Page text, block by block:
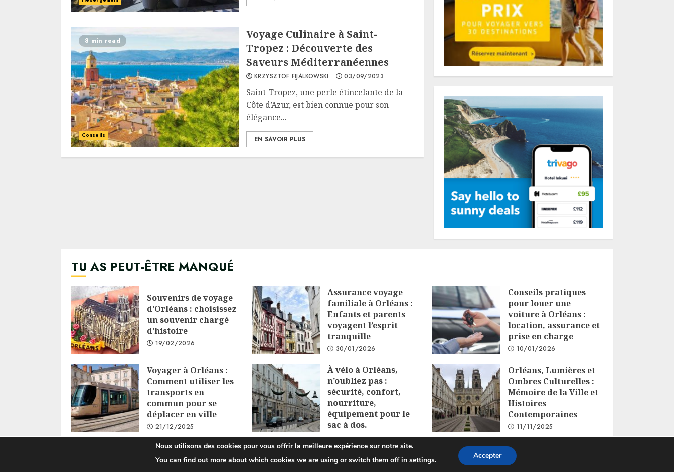
8 min read
Conseils
Voyage Culinaire à Saint-
Tropez : Découverte des
Saveurs Méditerranéennes
KRZYSZTOF FIJALKOWSKI 03/09/2023
Saint-Tropez, une perle étincelante de la
Côte d’Azur, est bien connue pour son
élégance...
EN SAVOIR PLUS
TU AS PEUT-ÊTRE MANQUÉ
Souvenirs de voyage
d’Orléans : choisissez
un souvenir chargé
d’histoire
19/02/2026
Assurance voyage
familiale à Orléans :
Enfants et parents
voyagent l’esprit
tranquille
30/01/2026
Conseils pratiques
pour louer une
voiture à Orléans :
location, assurance et
prise en charge
10/01/2026
Voyager à Orléans :
Comment utiliser les
transports en
commun pour se
déplacer en ville
21/12/2025
À vélo à Orléans,
n’oubliez pas :
sécurité, confort,
nourriture,
équipement pour le
sac à dos.
01/12/2025
Orléans, Lumières et
Ombres Culturelles :
Mémoire de la Ville et
Histoires
Contemporaines
11/11/2025
Copyright © 2025 All rights reserved.|ChromeNewsby AF themes.
Nous utilisons des cookies pour vous offrir la meilleure expérience sur notre site.
You can find out more about which cookies we are using or switch them off in settings. Accepter